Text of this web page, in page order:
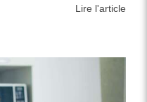
Lire l'article